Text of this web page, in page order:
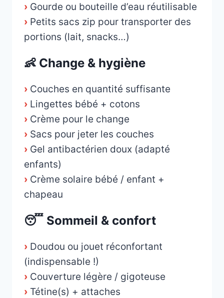
› Gourde ou bouteille d’eau réutilisable
› Petits sacs zip pour transporter des
portions (lait, snacks…)
👶 Change & hygiène
› Couches en quantité suffisante
› Lingettes bébé + cotons
› Crème pour le change
› Sacs pour jeter les couches
› Gel antibactérien doux (adapté
enfants)
› Crème solaire bébé / enfant +
chapeau
😴 Sommeil & confort
› Doudou ou jouet réconfortant
(indispensable !)
› Couverture légère / gigoteuse
› Tétine(s) + attaches